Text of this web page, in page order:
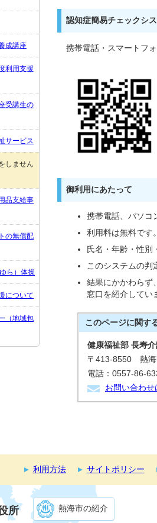
認知症簡易チェックシ
携帯電話・スマートフ
御利用にあたって
携帯電話、パソコ
利用料は無料です
氏名・年齢・性別
このシステムの判
結果にかかわらず
窓口を紹介してい
このページに関す
健康福祉部 長寿
〒413-8550 熱海
電話：0557-86-
お問い合わせ
成講座
利用支援
受講生の
サービス
しません
品支給事
の無償配
ら）体操
について
（地域包
利用方法 サイトポリシー
所 熱海市の紹介